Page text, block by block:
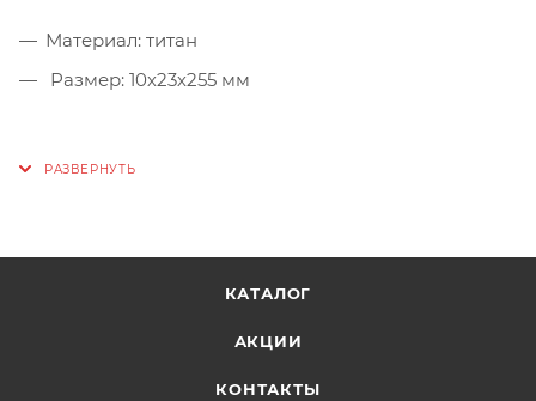
Материал: титан
Размер: 10х23х255 мм
КАТАЛОГ
АКЦИИ
КОНТАКТЫ